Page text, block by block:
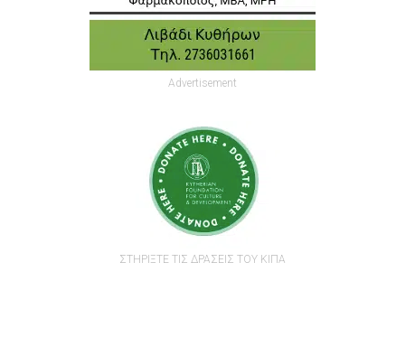
Advertisement
ΣΤΗΡΙΞΤΕ ΤΙΣ ΔΡΑΣΕΙΣ ΤΟΥ ΚΙΠΑ